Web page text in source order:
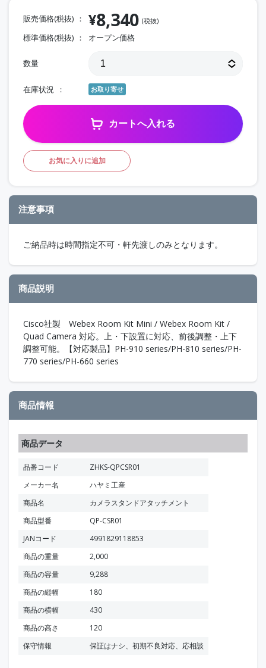
販売価格(税抜) ¥8,340 (税抜)
標準価格(税抜) オープン価格
数量
在庫状況 お取り寄せ
カートへ入れる
お気に入りに追加
注意事項
ご納品時は時間指定不可・軒先渡しのみとなります。
商品説明
Cisco社製 Webex Room Kit Mini / Webex Room Kit /
Quad Camera 対応。上・下設置に対応、前後調整・上下
調整可能。【対応製品】PH-910 series/PH-810 series/PH-
770 series/PH-660 series
商品情報
商品データ
品番コード
ZHKS-QPCSR01
メーカー名
ハヤミ工産
商品名
カメラスタンドアタッチメント
商品型番
QP-CSR01
JANコード
4991829118853
商品の重量
2,000
商品の容量
9,288
商品の縦幅
180
商品の横幅
430
商品の高さ
120
保守情報
保証はナシ、初期不良対応、応相談